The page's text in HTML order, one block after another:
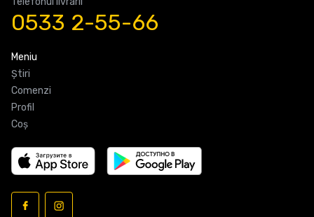
0533 2-55-66
Meniu
Știri
Comenzi
Profil
Coş